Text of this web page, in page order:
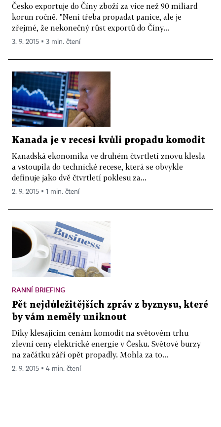
Česko exportuje do Číny zboží za více než 90 miliard
korun ročně. "Není třeba propadat panice, ale je
zřejmé, že nekonečný růst exportů do Číny...
3. 9. 2015 ▪ 3 min. čtení
Kanada je v recesi kvůli propadu komodit
Kanadská ekonomika ve druhém čtvrtletí znovu klesla
a vstoupila do technické recese, která se obvykle
definuje jako dvě čtvrtletí poklesu za...
2. 9. 2015 ▪ 1 min. čtení
RANNÍ BRIEFING
Pět nejdůležitějších zpráv z byznysu, které
by vám neměly uniknout
Díky klesajícím cenám komodit na světovém trhu
zlevní ceny elektrické energie v Česku. Světové burzy
na začátku září opět propadly. Mohla za to...
2. 9. 2015 ▪ 4 min. čtení